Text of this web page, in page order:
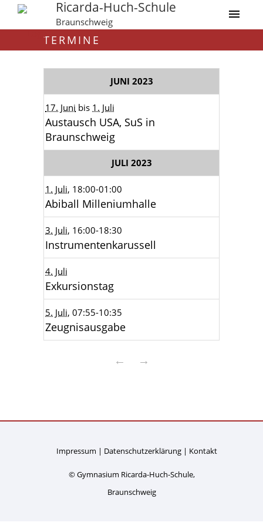
Ricarda-Huch-Schule
Braunschweig
TERMINE
JUNI 2023
17. Juni bis 1. Juli
Austausch USA, SuS in
Braunschweig
JULI 2023
1. Juli, 18:00-01:00
Abiball Milleniumhalle
3. Juli, 16:00-18:30
Instrumentenkarussell
4. Juli
Exkursionstag
5. Juli, 07:55-10:35
Zeugnisausgabe
← →
Impressum Datenschutzerklärung Kontakt
© Gymnasium Ricarda-Huch-Schule,
Braunschweig